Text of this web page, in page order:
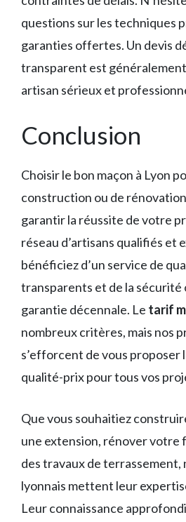
questions sur les techniques
garanties offertes. Un devis
transparent est généralement
artisan sérieux et
Conclusion
Choisir le bon maçon à Lyon
construction ou de
garantir la réussite de votre
réseau d’artisans qualifiés et
bénéficiez d’un service de
transparents et de la
garantie décennale. Le tarif
nombreux critères, mais nos
s’efforcent de vous proposer
qualité-prix pour tous vos
Que vous souhaitiez
une extension, rénover
des travaux de terrassement,
lyonnais mettent leur
Leur connaissance